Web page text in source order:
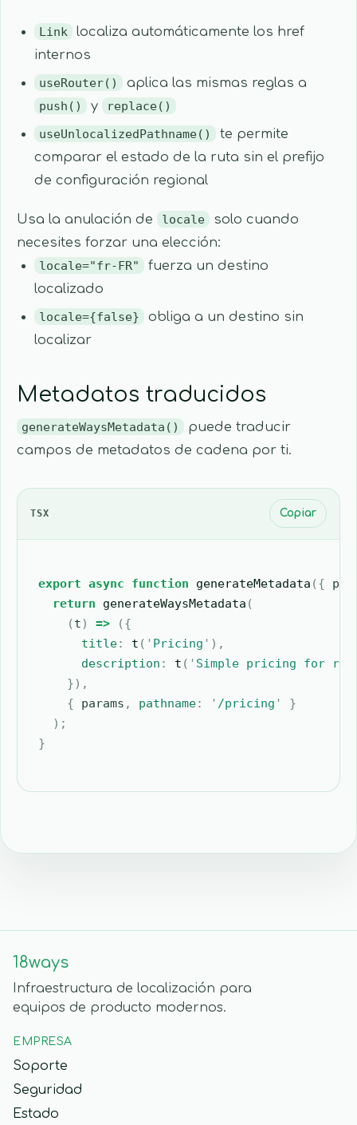
Link
localiza automáticamente los href
internos
useRouter()
aplica las mismas reglas a
push()
y
replace()
useUnlocalizedPathname()
te permite
comparar el estado de la ruta sin el prefijo
de configuración regional
Usa la anulación de locale
solo cuando
necesites forzar una elección:
locale="fr-FR"
fuerza un destino
localizado
locale={false}
obliga a un destino sin
localizar
Metadatos traducidos
generateWaysMetadata()
puede traducir
campos de metadatos de cadena por ti.
TSX Copiar
export async function generateMetadata ({
  return
generateWaysMetadata (
    (
t) => ({
      title
: t ( ' Pricing ' ),
      description
: t ( ' Simple pricing for
    }),
    {
params , pathname: ' /pricing '
}
  );
}
18ways
Infraestructura de localización para
equipos de producto modernos.
EMPRESA
Soporte
Seguridad
Estado